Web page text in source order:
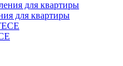
для квартиры